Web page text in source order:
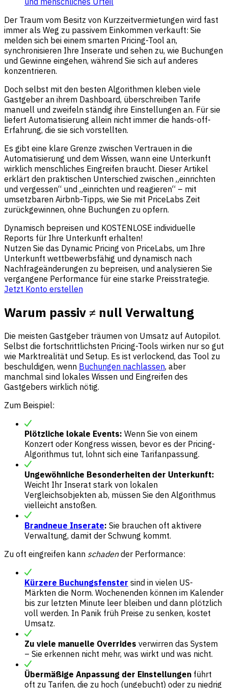
Der Traum vom Besitz von Kurzzeitvermietungen wird fast
immer als Weg zu passivem Einkommen verkauft: Sie
melden sich bei einem smarten Pricing-Tool an,
synchronisieren Ihre Inserate und sehen zu, wie Buchungen
und Gewinne eingehen, während Sie sich auf anderes
konzentrieren.
Doch selbst mit den besten Algorithmen kleben viele
Gastgeber an ihrem Dashboard, überschreiben Tarife
manuell und zweifeln ständig ihre Einstellungen an. Für sie
liefert Automatisierung allein nicht immer die hands-off-
Erfahrung, die sie sich vorstellten.
Es gibt eine klare Grenze zwischen Vertrauen in die
Automatisierung und dem Wissen, wann eine Unterkunft
wirklich menschliches Eingreifen braucht. Dieser Artikel
erklärt den praktischen Unterschied zwischen „einrichten
und vergessen“ und „einrichten und reagieren“ – mit
umsetzbaren Airbnb-Tipps, wie Sie mit PriceLabs Zeit
zurückgewinnen, ohne Buchungen zu opfern.
Dynamisch bepreisen und KOSTENLOSE individuelle
Reports für Ihre Unterkunft erhalten!
Nutzen Sie das Dynamic Pricing von PriceLabs, um Ihre
Unterkunft wettbewerbsfähig und dynamisch nach
Nachfrageänderungen zu bepreisen, und analysieren Sie
vergangene Performance für eine starke Preisstrategie.
Jetzt Konto erstellen
Warum passiv ≠ null Verwaltung
Die meisten Gastgeber träumen von Umsatz auf Autopilot.
Selbst die fortschrittlichsten Pricing-Tools wirken nur so gut
wie Marktrealität und Setup. Es ist verlockend, das Tool zu
beschuldigen, wenn Buchungen nachlassen, aber
manchmal sind lokales Wissen und Eingreifen des
Gastgebers wirklich nötig.
Zum Beispiel:
Plötzliche lokale Events: Wenn Sie von einem
Konzert oder Kongress wissen, bevor es der Pricing-
Algorithmus tut, lohnt sich eine Tarifanpassung.
Ungewöhnliche Besonderheiten der Unterkunft:
Weicht Ihr Inserat stark von lokalen
Vergleichsobjekten ab, müssen Sie den Algorithmus
vielleicht anstoßen.
Brandneue Inserate: Sie brauchen oft aktivere
Verwaltung, damit der Schwung kommt.
Zu oft eingreifen kann schadender Performance:
Kürzere Buchungsfenster sind in vielen US-
Märkten die Norm. Wochenenden können im Kalender
bis zur letzten Minute leer bleiben und dann plötzlich
voll werden. In Panik früh Preise zu senken, kostet
Umsatz.
Zu viele manuelle Overrides verwirren das System
– Sie erkennen nicht mehr, was wirkt und was nicht.
Übermäßige Anpassung der Einstellungen führt
oft zu Tarifen, die zu hoch (ungebucht) oder zu niedrig